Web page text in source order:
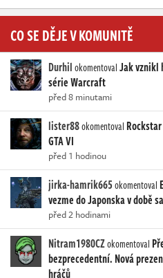
CO SE DĚJE V KOMUNITĚ
DurhilokomentovalJak vznikl
série Warcraft
před 8 minutami
lister88okomentoval
GTA VI
před 1 hodinou
jirka-hamrik665okomentoval
vezme do Japonska v době
před 2 hodinami
Nitram1980CZokomentoval
bezprecedentní. Nová
hráčů